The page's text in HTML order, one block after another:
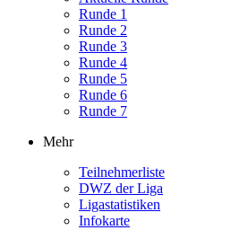
Runde 1
Runde 2
Runde 3
Runde 4
Runde 5
Runde 6
Runde 7
Mehr
Teilnehmerliste
DWZ der Liga
Ligastatistiken
Infokarte